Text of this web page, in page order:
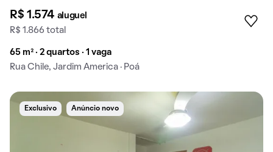
R$ 1.574 aluguel
R$ 1.866 total
65 m² · 2 quartos · 1 vaga
Rua Chile, Jardim America · Poá
Exclusivo Anúncio novo